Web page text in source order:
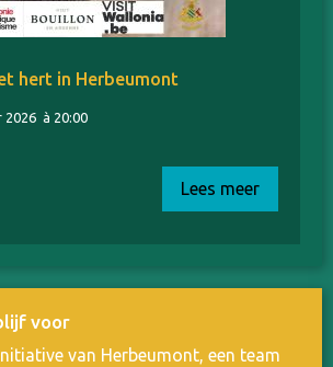
hert in Herbeumont
2026 à 20:00
Lees meer
voor
van Herbeumont, een team